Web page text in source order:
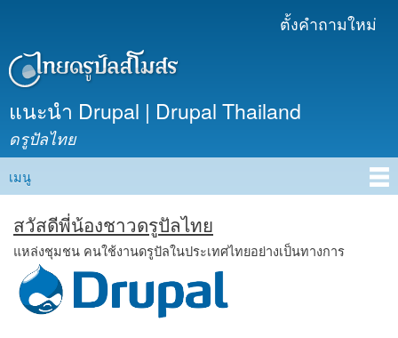
เนื้อหา
ตั้งคำถามใหม่
แนะนำ Drupal | Drupal Thailand
ดรูปัลไทย
Main menu
เมนู
สวัสดีพี่น้องชาวดรูปัลไทย
แหล่งชุมชน คนใช้งานดรูปัลในประเทศไทยอย่างเป็นทางการ